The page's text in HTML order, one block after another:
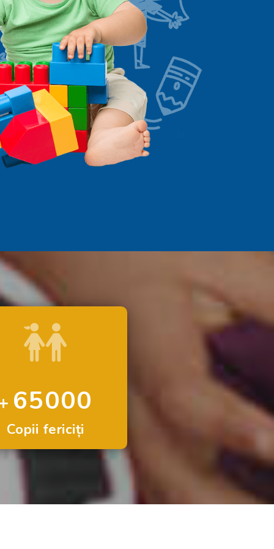
65000
Copii fericiți